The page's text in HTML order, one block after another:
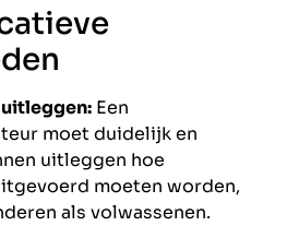
uitleggen: Een
moet duidelijk en
uitleggen hoe
moeten worden,
als volwassenen.